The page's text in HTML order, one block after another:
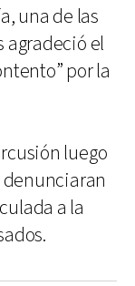
una de las
agradeció el
por la
luego
a la